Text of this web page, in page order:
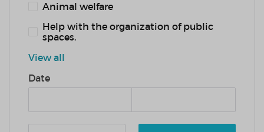
Animal welfare
Help with the organization of public
spaces.
View all
Date